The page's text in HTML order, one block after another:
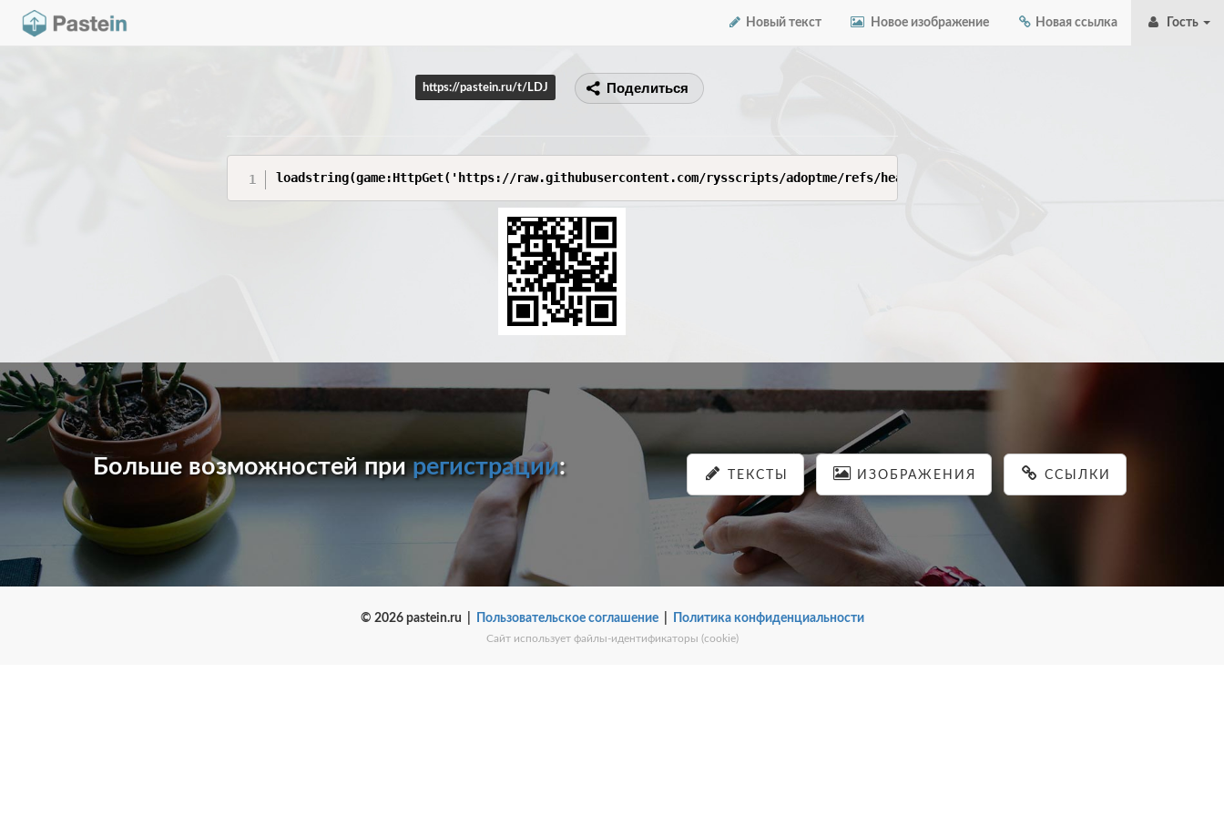
Новый текст Новое изображение Новая ссылка Гость
https://pastein.ru/t/LDJ Поделиться
loadstring(game:HttpGet('https://raw.githubusercontent.com/rysscripts/adoptme/refs/heads/main/loader.lua'))()
Больше возможностей прирегистрации: ТЕКСТЫ ИЗОБРАЖЕНИЯ ССЫЛКИ
© 2026 pastein.ru | Пользовательское соглашение| Политика конфиденциальности
Сайт использует файлы-идентификаторы (cookie)